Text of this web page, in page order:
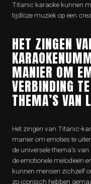
Titanic karaoke kunnen
tijdloze muziek op een
HET ZINGEN
MANIER OM
VERBINDING
THEMA’S VAN
Het zingen van Titanic-
manier om emoties te
de universele thema’s
de emotionele melodieën
kunnen mensen zichzelf
zo iconisch hebben